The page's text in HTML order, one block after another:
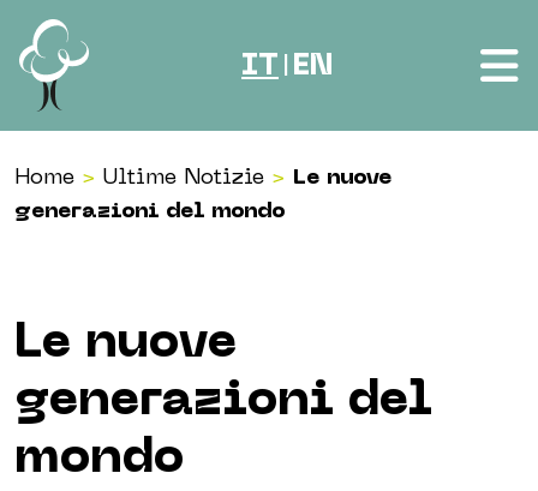
Vai al contenuto
IT EN
Home > Ultime Notizie > Le nuove
generazioni del mondo
Le nuove
generazioni del
mondo